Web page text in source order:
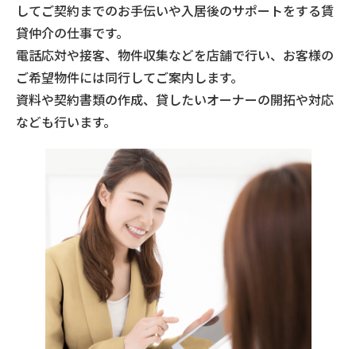
してご契約までのお手伝いや入居後のサポートをする賃
貸仲介の仕事です。
電話応対や接客、物件収集などを店舗で行い、お客様の
ご希望物件には同行してご案内します。
資料や契約書類の作成、貸したいオーナーの開拓や対応
なども行います。